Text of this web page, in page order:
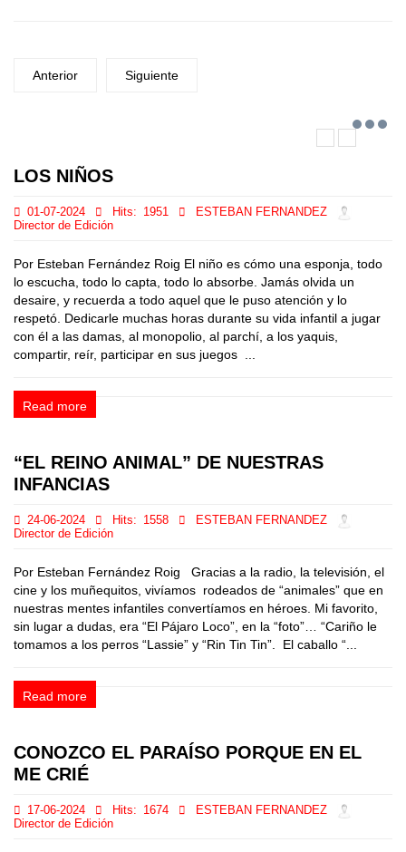
Anterior Siguiente
LOS NIÑOS
01-07-2024 Hits: 1951
ESTEBAN FERNANDEZ
Director de Edición
Por Esteban Fernández Roig El niño es cómo una esponja, todo
lo escucha, todo lo capta, todo lo absorbe. Jamás olvida un
desaire, y recuerda a todo aquel que le puso atención y lo
respetó. Dedicarle muchas horas durante su vida infantil a jugar
con él a las damas, al monopolio, al parchí, a los yaquis,
compartir, reír, participar en sus juegos ...
Read more
“EL REINO ANIMAL” DE NUESTRAS
INFANCIAS
24-06-2024 Hits: 1558
ESTEBAN FERNANDEZ
Director de Edición
Por Esteban Fernández Roig Gracias a la radio, la televisión, el
cine y los muñequitos, vivíamos rodeados de “animales” que en
nuestras mentes infantiles convertíamos en héroes. Mi favorito,
sin lugar a dudas, era “El Pájaro Loco”, en la “foto”… “Cariño le
tomamos a los perros “Lassie” y “Rin Tin Tin”. El caballo “...
Read more
CONOZCO EL PARAÍSO PORQUE EN EL
ME CRIÉ
17-06-2024 Hits: 1674
ESTEBAN FERNANDEZ
Director de Edición